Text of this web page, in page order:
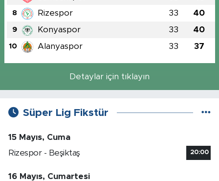
8 Rizespor 33 40
9 Konyaspor 33 40
10 Alanyaspor 33 37
Detaylar için tıklayın
Süper Lig Fikstür
15 Mayıs, Cuma
Rizespor - Beşiktaş
20:00
16 Mayıs, Cumartesi